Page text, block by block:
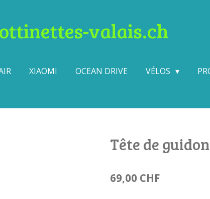
valais.ch
XIAOMI OCEAN DRIVE VÉLOS
Tête de
69,00 CHF